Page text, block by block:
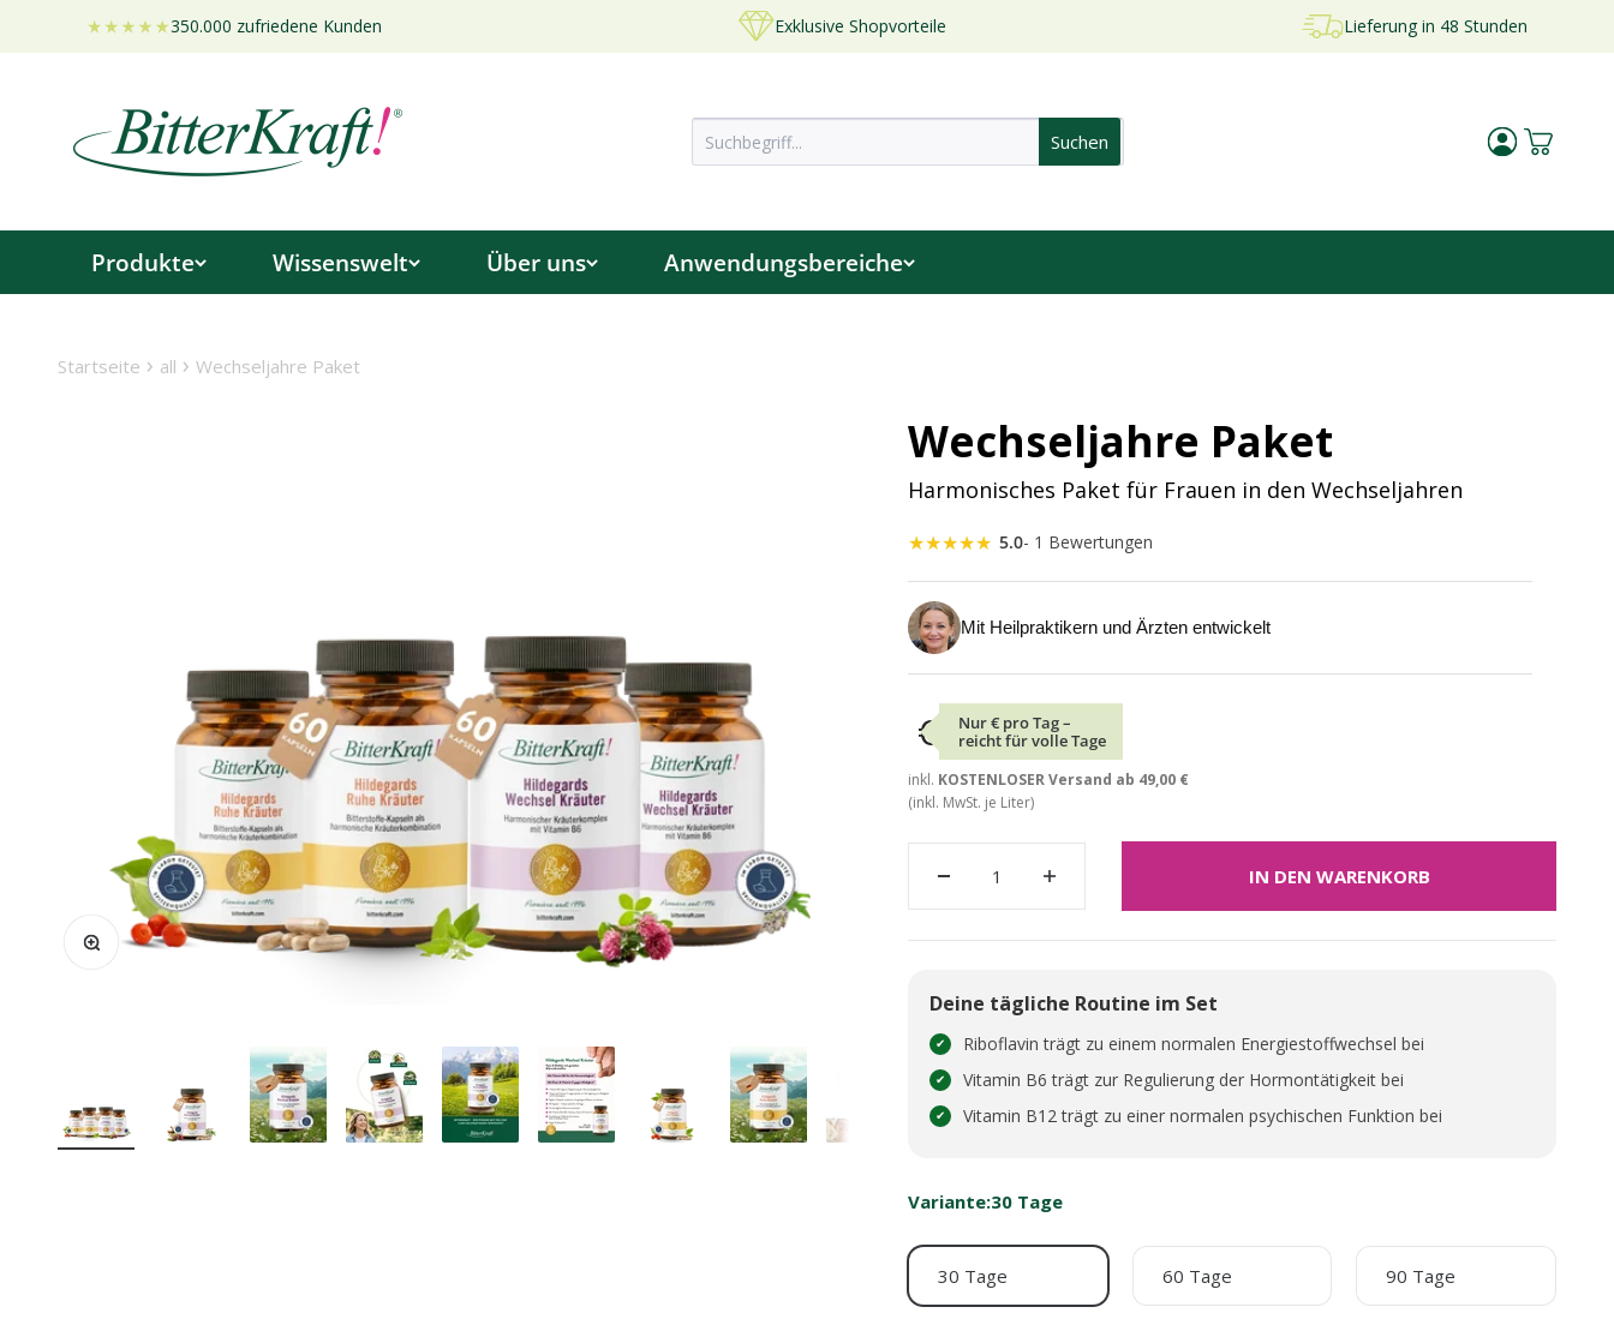
350.000 zufriedene Kunden Exklusive Shopvorteile Lieferung in 48 Stunden
Bitterkraft GmbH
Produkte Wissenswelt Über uns Anwendungsbereiche
Startseite › all › Wechseljahre Paket
Bild vergrößern
Wechseljahre Paket
Harmonisches Paket für Frauen in den Wechseljahren
★★★★★ 5.0- 1 Bewertungen
Mit Heilpraktikern und Ärzten entwickelt
€ Nur€ pro Tag –
reicht für volleTage
inkl. KOSTENLOSER Versand ab 49,00 €
(inkl. MwSt. je Liter)
IN DEN WARENKORB
Deine tägliche Routine im Set
✔︎ Riboflavin trägt zu einem normalen Energiestoffwechsel bei
✔︎ Vitamin B6 trägt zur Regulierung der Hormontätigkeit bei
✔︎ Vitamin B12 trägt zu einer normalen psychischen Funktion bei
Variante:30 Tage
30 Tage 60 Tage 90 Tage